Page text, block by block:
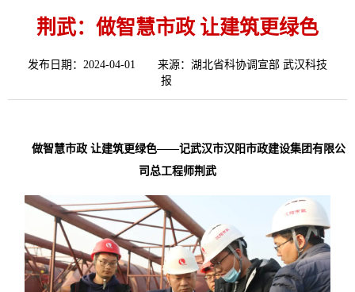
荆武：做智慧市政 让建筑更绿色
发布日期：2024-04-01 来源：湖北省科协调宣部 武汉科技
报
做智慧市政 让建筑更绿色——记武汉市汉阳市政建设集团有限公
司总工程师荆武